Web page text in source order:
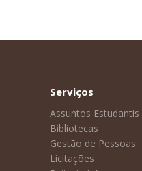
Serviços
Assuntos Estudantis
Bibliotecas
Gestão de Pessoas
Licitações